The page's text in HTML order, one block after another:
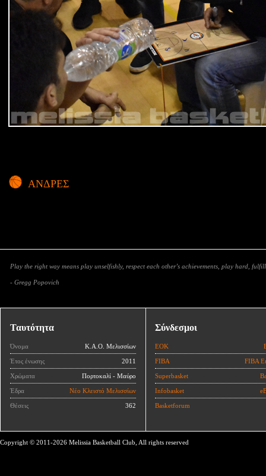
ΑΝΔΡΕΣ
Play the right way means play unselfishly, respect each other’s achievements, play hard,
- Gregg Popovich
Ταυτότητα
Όνομα Κ.Α.Ο. Μελισσίων
Έτος ένωσης 2011
Χρώματα Πορτοκαλί - Μαύρο
Έδρα Νέο Κλειστό Μελισσίων
Θέσεις 362
Σύνδεσμοι
ΕΟΚ
FIBA FIBA
Superbasket
Infobasket
Basketforum
Copyright © 2011-2026 Melissia Basketball Club, All rights reserved